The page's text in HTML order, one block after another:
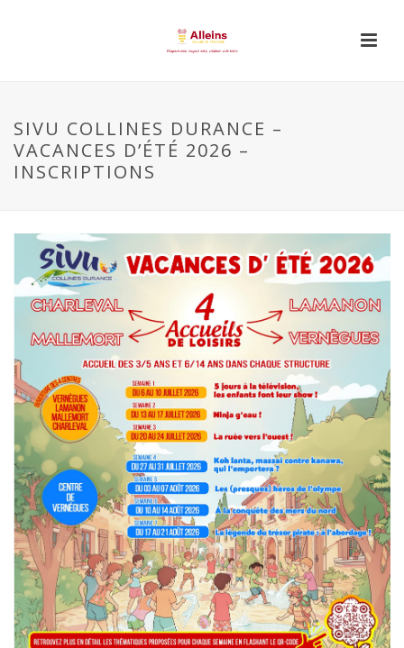
SIVU COLLINES DURANCE –
VACANCES D’ÉTÉ 2026 –
INSCRIPTIONS